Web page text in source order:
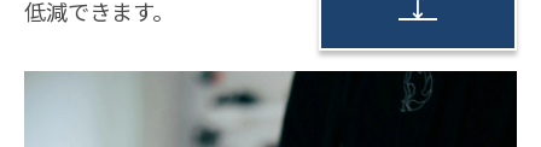
低減できます。
↓